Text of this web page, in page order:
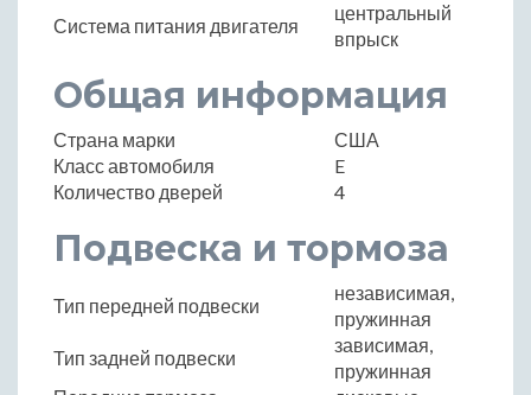
Система питания двигателя
центральный
впрыск
Общая информация
Страна марки
США
Класс автомобиля
E
Количество дверей
4
Подвеска и тормоза
Тип передней подвески
независимая,
пружинная
Тип задней подвески
зависимая,
пружинная